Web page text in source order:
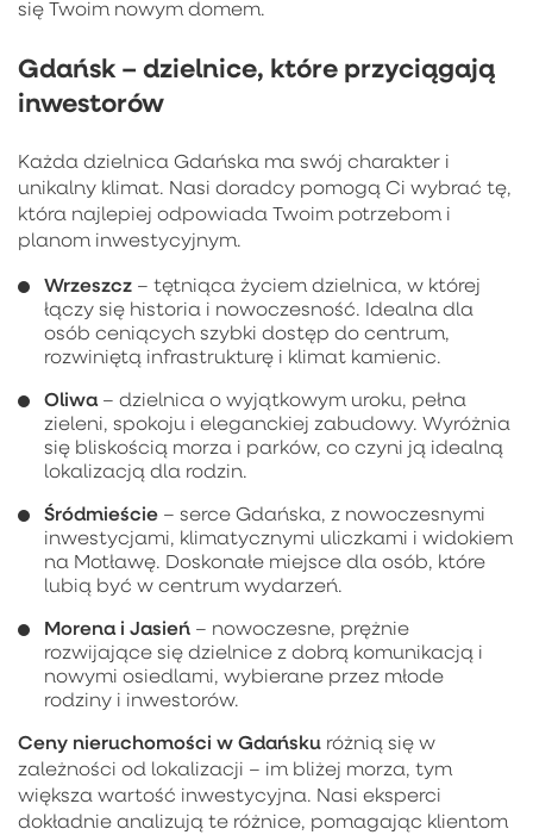
się Twoim nowym domem.
Gdańsk – dzielnice, które przyciągają
inwestorów
Każda dzielnica Gdańska ma swój charakter i
unikalny klimat. Nasi doradcy pomogą Ci wybrać tę,
która najlepiej odpowiada Twoim potrzebom i
planom inwestycyjnym.
Wrzeszcz – tętniąca życiem dzielnica, w której
łączy się historia i nowoczesność. Idealna dla
osób ceniących szybki dostęp do centrum,
rozwiniętą infrastrukturę i klimat kamienic.
Oliwa – dzielnica o wyjątkowym uroku, pełna
zieleni, spokoju i eleganckiej zabudowy. Wyróżnia
się bliskością morza i parków, co czyni ją idealną
lokalizacją dla rodzin.
Śródmieście – serce Gdańska, z nowoczesnymi
inwestycjami, klimatycznymi uliczkami i widokiem
na Motławę. Doskonałe miejsce dla osób, które
lubią być w centrum wydarzeń.
Morena i Jasień – nowoczesne, prężnie
rozwijające się dzielnice z dobrą komunikacją i
nowymi osiedlami, wybierane przez młode
rodziny i inwestorów.
Ceny nieruchomości w Gdańsku różnią się w
zależności od lokalizacji – im bliżej morza, tym
większa wartość inwestycyjna. Nasi eksperci
dokładnie analizują te różnice, pomagając klientom